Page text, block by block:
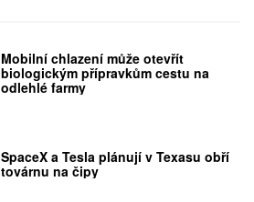
Mobilní chlazení může otevřít
biologickým přípravkům cestu na
odlehlé farmy
SpaceX a Tesla plánují v Texasu obří
továrnu na čipy